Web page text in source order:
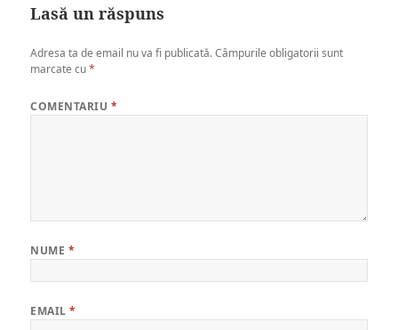
Lasă un răspuns
Adresa ta de email nu va fi publicată. Câmpurile obligatorii sunt
marcate cu*
COMENTARIU *
NUME *
EMAIL*